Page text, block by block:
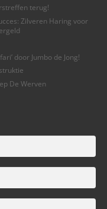
terug!
Zilveren Haring voor
door Jumbo de Jong!
De Werven